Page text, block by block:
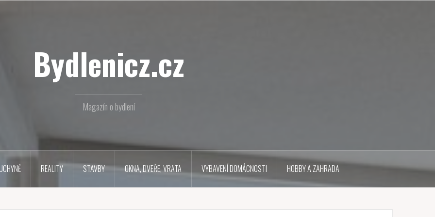
Bydlenicz.cz
Magazín o bydlení
REALITY STAVBY OKNA, DVEŘE, VRATA VYBAVENÍ DOMÁCNOSTI HOBBY A ZAHRADA